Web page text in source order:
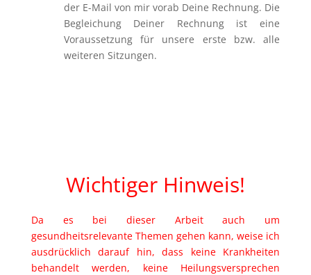
der E-Mail von mir vorab Deine Rechnung. Die
Begleichung Deiner Rechnung ist eine
Voraussetzung für unsere erste bzw. alle
weiteren Sitzungen.
Wichtiger Hinweis!
Da es bei dieser Arbeit auch um
gesundheitsrelevante Themen gehen kann, weise ich
ausdrücklich darauf hin, dass keine Krankheiten
behandelt werden, keine Heilungsversprechen